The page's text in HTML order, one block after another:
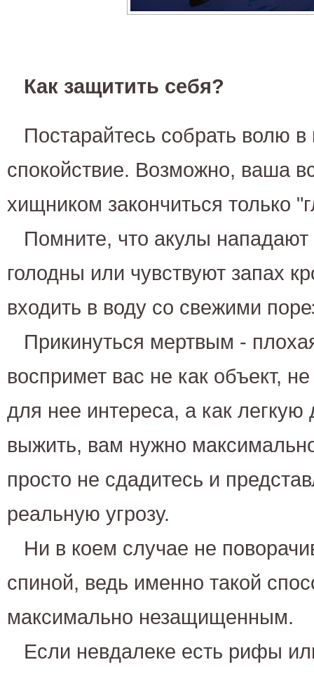
Как защитить себя?
Постарайтесь собрать волю в
спокойствие. Возможно, ваша
хищником закончиться только
Помните, что акулы нападают
голодны или чувствуют запах
входить в воду со свежими
Прикинуться мертвым -
воспримет вас не как объект,
для нее интереса, а как
выжить, вам нужно
просто не сдадитесь и
реальную угрозу.
Ни в коем случае не
спиной, ведь именно такой
максимально незащищенным.
Если невдалеке есть рифы